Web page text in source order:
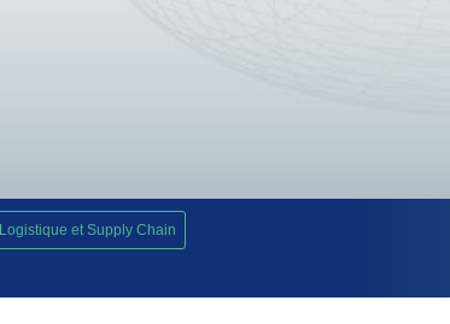
Logistique et Supply Chain